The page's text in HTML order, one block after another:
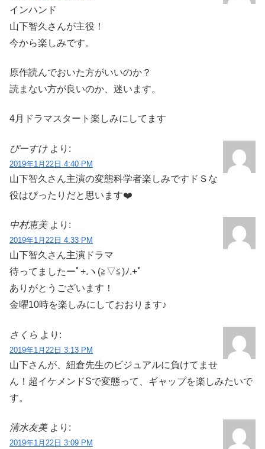
インハンド
山下智久さんが主役！
今から楽しみです。
原作読んでおいた方がいいのか？
読まない方が良いのか、迷います。
4月ドラマスタート楽しみにしてます
ぴーすけ より:
2019年1月22日 4:40 PM
山下智久さん主演の変態科学者楽しみですドＳな
役はぴったりだと思います❤️
中村恵美 より:
2019年1月22日 4:33 PM
山下智久さん主演ドラマ
待ってましたーﾟ+.ヽ(≧▽≦)ﾉ.+ﾟ
ありがとうございます！
金曜10時を楽しみにしておおります♪
さくら より:
2019年1月22日 3:13 PM
山下さんが、紐倉先生のビジュアルに負けてませ
ん！超イケメンドSで変態って、ギャップを楽しみたいで
す。
清水友美 より:
2019年1月22日 3:09 PM